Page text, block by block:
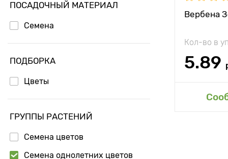
ПОСАДОЧНЫЙ МАТЕРИАЛ
Семена
ПОДБОРКА
Цветы
ГРУППЫ РАСТЕНИЙ
Семена цветов
Семена однолетних цветов
Вербена
Кол-во в
5.89